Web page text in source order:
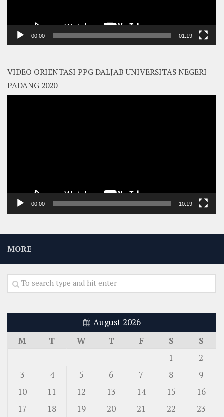
00:00 01:19
VIDEO ORIENTASI PPG DALJAB UNIVERSITAS NEGERI
PADANG 2020
00:00 10:19
MORE
August 2026
M
T W T F S S
1
2
3
4 5 6 7 8
9
10
11 12 13 14 15
16
17
18 19 20 21 22
23